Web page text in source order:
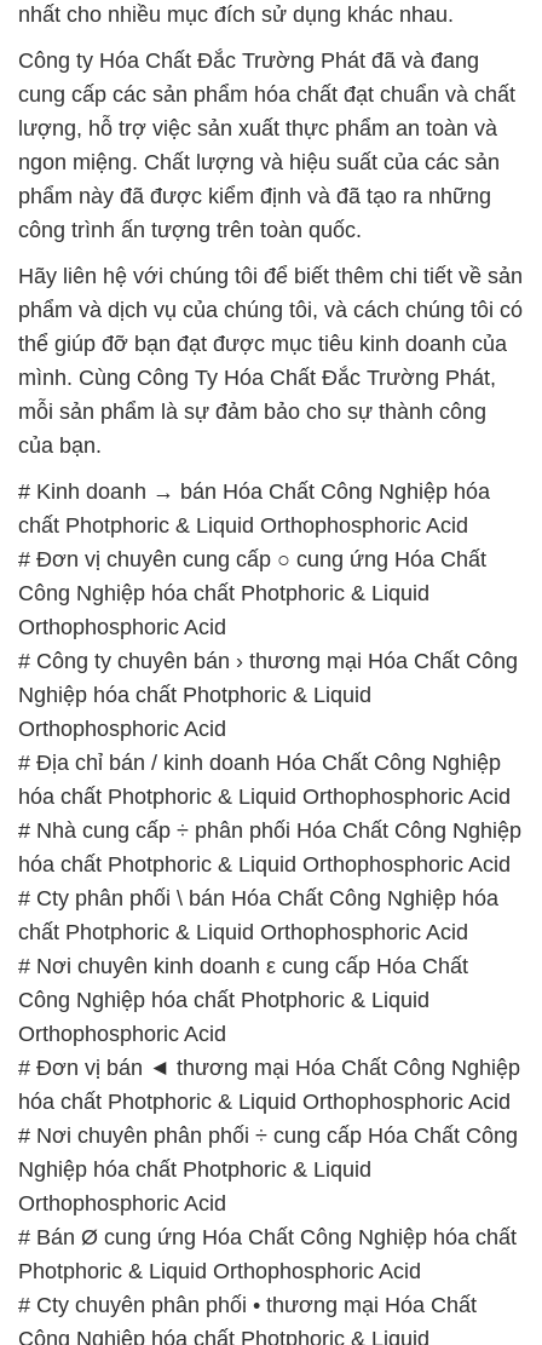
phẩm và dịch vụ của chúng tôi, và cách chúng tôi có
thể giúp đỡ bạn đạt được mục tiêu kinh doanh của
mình. Cùng Công Ty Hóa Chất Đắc Trường Phát,
mỗi sản phẩm là sự đảm bảo cho sự thành công
của bạn.
# Kinh doanh → bán Hóa Chất Công Nghiệp hóa
chất Photphoric & Liquid Orthophosphoric Acid
# Đơn vị chuyên cung cấp ○ cung ứng Hóa Chất
Công Nghiệp hóa chất Photphoric & Liquid
Orthophosphoric Acid
# Công ty chuyên bán › thương mại Hóa Chất Công
Nghiệp hóa chất Photphoric & Liquid
Orthophosphoric Acid
hóa chất Photphoric & Liquid Orthophosphoric Acid
# Nhà cung cấp ÷ phân phối Hóa Chất Công Nghiệp
hóa chất Photphoric & Liquid Orthophosphoric Acid
# Cty phân phối \ bán Hóa Chất Công Nghiệp hóa
chất Photphoric & Liquid Orthophosphoric Acid
# Nơi chuyên kinh doanh ε cung cấp Hóa Chất
Công Nghiệp hóa chất Photphoric & Liquid
Orthophosphoric Acid
# Đơn vị bán ◄ thương mại Hóa Chất Công Nghiệp
hóa chất Photphoric & Liquid Orthophosphoric Acid
# Nơi chuyên phân phối ÷ cung cấp Hóa Chất Công
Nghiệp hóa chất Photphoric & Liquid
Orthophosphoric Acid
# Bán Ø cung ứng Hóa Chất Công Nghiệp hóa chất
Photphoric & Liquid Orthophosphoric Acid
# Cty chuyên phân phối • thương mại Hóa Chất
Công Nghiệp hóa chất Photphoric & Liquid
Orthophosphoric Acid
📞PHÒNG KINH DOANH – CÔNG TY HÓA CHẤT
ĐẮC TRƯỜNG PHÁT
🌐 Website: https://hoachatviet.net/
📞 Hotline:
– 0933.920.505 – 028.3504.5555